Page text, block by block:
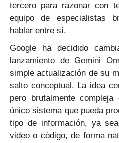
tercero para razonar con
equipo de especialistas
hablar entre sí.
Google ha decidido
lanzamiento de Gemini
simple actualización de su
salto conceptual. La idea
pero brutalmente
único sistema que pueda
tipo de información, ya
video o código, de forma